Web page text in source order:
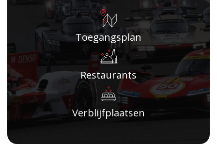
Toegangsplan
Restaurants
Verblijfplaatsen